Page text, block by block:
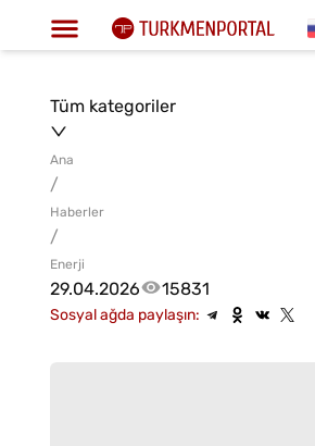
Tüm kategoriler
Ana
/
Haberler
/
Enerji
29.04.2026 15831
Sosyal ağda paylaşın: